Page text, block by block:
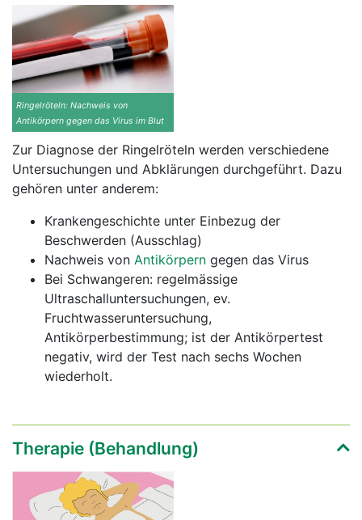
Ringelröteln: Nachweis von
Antikörpern gegen das Virus im Blut
Zur Diagnose der Ringelröteln werden verschiedene
Untersuchungen und Abklärungen durchgeführt. Dazu
gehören unter anderem:
Krankengeschichte unter Einbezug der
Beschwerden (Ausschlag)
Nachweis von Antikörpern gegen das Virus
Bei Schwangeren: regelmässige
Ultraschalluntersuchungen, ev.
Fruchtwasseruntersuchung,
Antikörperbestimmung; ist der Antikörpertest
negativ, wird der Test nach sechs Wochen
wiederholt.
Therapie (Behandlung)